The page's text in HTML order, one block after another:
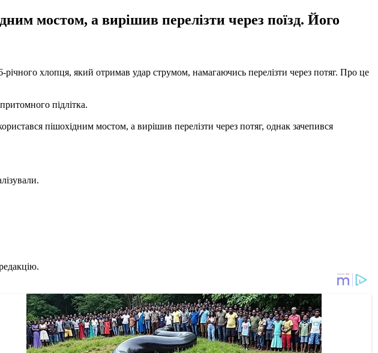
мостом, а вирішив перелізти через поїзд. Його
річного хлопця, який отримав удар струмом, намагаючись перелізти через потяг. Про це
підлітка.
пішохідним мостом, а вирішив перелізти через потяг, однак зачепився